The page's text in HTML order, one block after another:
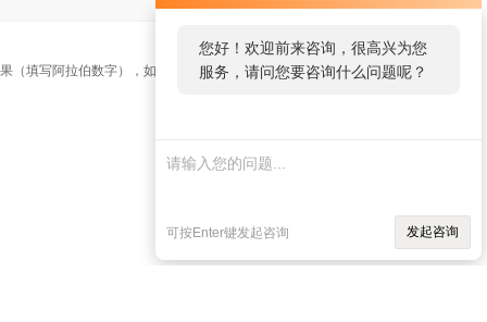
您好！欢迎前来咨询，很高兴为您
服务，请问您要咨询什么问题呢？
可按Enter键发起咨询 发起咨询
（填写阿拉伯数字），如：三加四=7